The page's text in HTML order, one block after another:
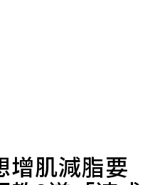
增肌減脂要